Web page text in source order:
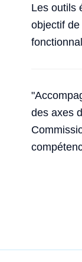
Les outils
objectif
des axes